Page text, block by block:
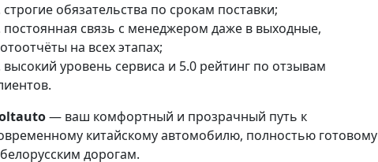
строгие обязательства по срокам поставки;
постоянная связь с менеджером даже в выходные,
на всех этапах;
высокий уровень сервиса и 5.0 рейтинг по отзывам
— ваш комфортный и прозрачный путь к
китайскому автомобилю, полностью готовому
дорогам.